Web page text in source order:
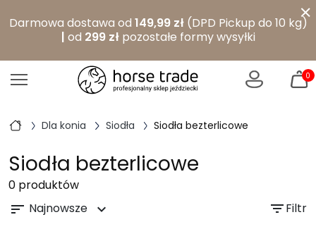
Darmowa dostawa od 149,99 zł(DPD Pickup do 10 kg)
| od 299 złpozostałe formy wysyłki
×
0
Dla konia Siodła Siodła bezterlicowe
Siodła bezterlicowe
0 produktów
sort Najnowsze expand_more filter_listFiltr